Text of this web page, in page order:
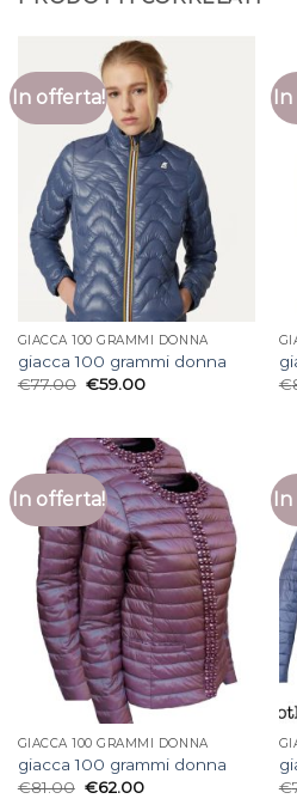
In offerta!
GIACCA 100 GRAMMI DONNA
giacca 100 grammi donna
€77.00 €59.00
€
In offerta!
GIACCA 100 GRAMMI DONNA
giacca 100 grammi donna
€81.00 €62.00
€